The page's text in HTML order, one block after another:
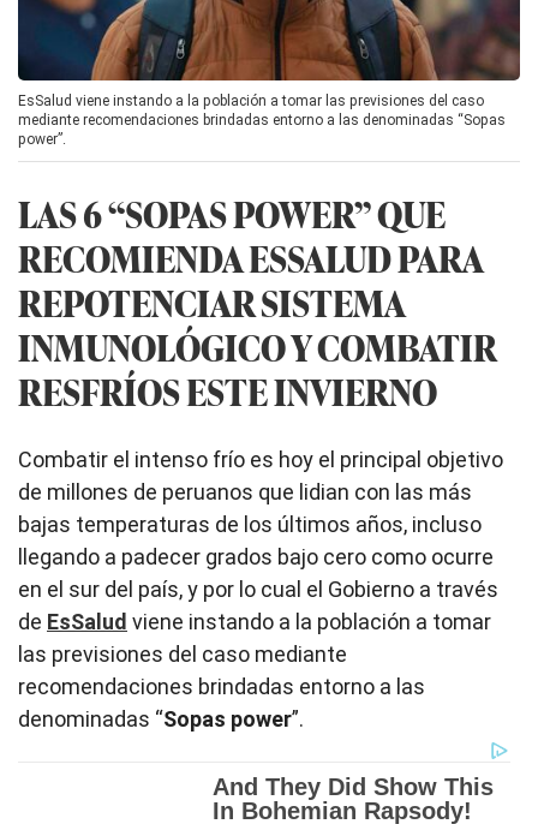
EsSalud viene instando a la población a tomar las previsiones del caso
mediante recomendaciones brindadas entorno a las denominadas “Sopas
power”.
LAS 6 “SOPAS POWER” QUE
RECOMIENDA ESSALUD PARA
REPOTENCIAR SISTEMA
INMUNOLÓGICO Y COMBATIR
RESFRÍOS ESTE INVIERNO
Combatir el intenso frío es hoy el principal objetivo
de millones de peruanos que lidian con las más
bajas temperaturas de los últimos años, incluso
llegando a padecer grados bajo cero como ocurre
en el sur del país, y por lo cual el Gobierno a través
de EsSalud viene instando a la población a tomar
las previsiones del caso mediante
recomendaciones brindadas entorno a las
denominadas “Sopas power”.